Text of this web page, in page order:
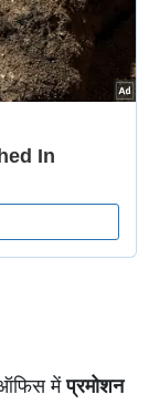
ऑफिस मेंप्रमोशन